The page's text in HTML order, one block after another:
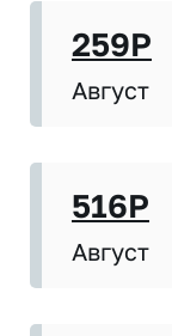
259P
Август
516P
Август